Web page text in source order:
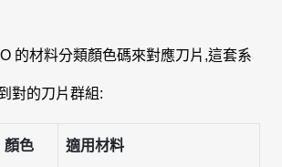
的材料分類顏色碼來對應刀片,這套系
對的刀片群組:
顏色 適用材料